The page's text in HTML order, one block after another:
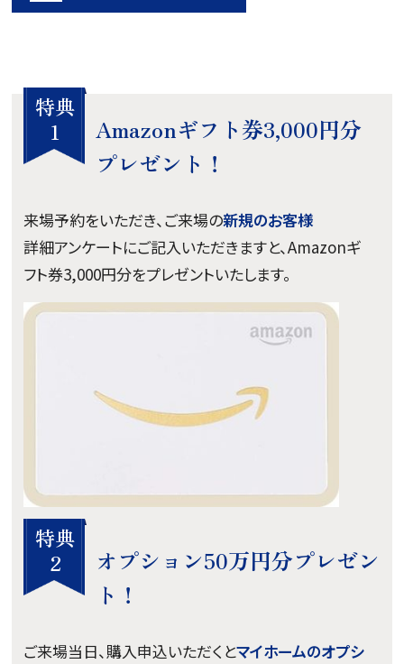
特典
1
Amazonギフト券3,000円分
プレゼント！
来場予約をいただき、ご来場の新規のお客様
詳細アンケートにご記入いただきますと、Amazonギ
フト券3,000円分をプレゼントいたします。
特典
2
オプション50万円分プレゼン
ト！
ご来場当日、購入申込いただくとマイホームのオプシ